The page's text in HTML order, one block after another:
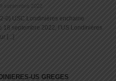
septembre 2022
0) USC Londinières enchaine
18 septembre 2022, l’US Londinières
[...]
US GREGES